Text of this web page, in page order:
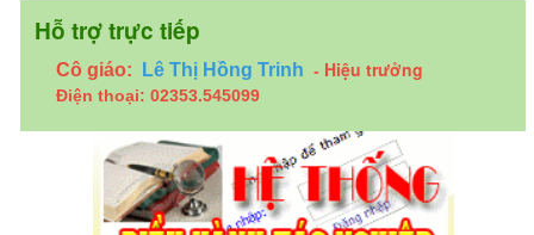
Hỗ trợ trực tiếp
Cô giáo: Lê Thị Hồng Trinh - Hiệu trưởng
Điện thoại: 02353.545099